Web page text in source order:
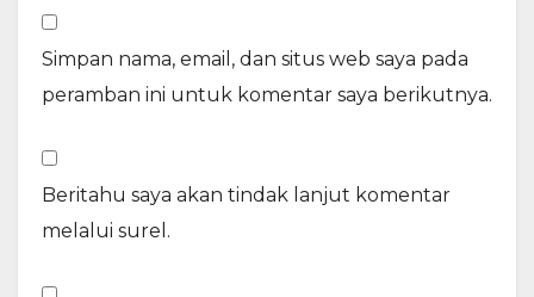
Simpan nama, email, dan situs web saya pada
peramban ini untuk komentar saya berikutnya.
Beritahu saya akan tindak lanjut komentar
melalui surel.